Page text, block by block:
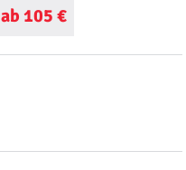
ab 105 €